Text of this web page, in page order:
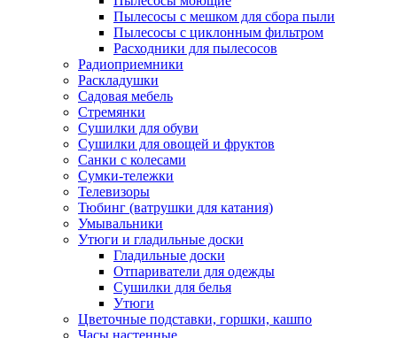
Пылесосы с мешком для сбора пыли
Пылесосы с циклонным фильтром
Расходники для пылесосов
Радиоприемники
Раскладушки
Садовая мебель
Стремянки
Сушилки для обуви
Сушилки для овощей и фруктов
Санки с колесами
Сумки-тележки
Телевизоры
Тюбинг (ватрушки для катания)
Умывальники
Утюги и гладильные доски
Гладильные доски
Отпариватели для одежды
Сушилки для белья
Утюги
Цветочные подставки, горшки, кашпо
Часы настенные